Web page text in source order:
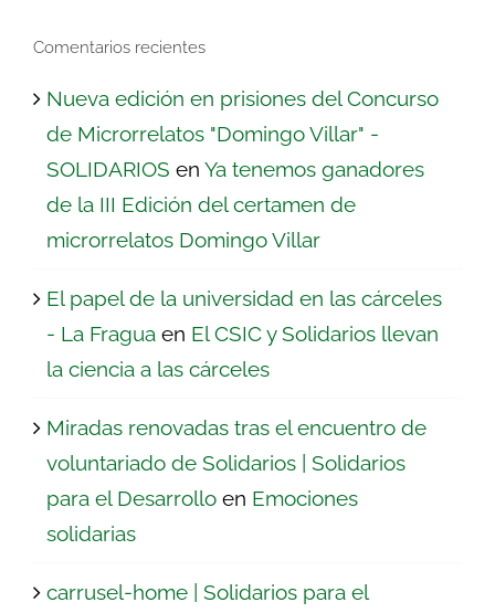
Comentarios recientes
Nueva edición en prisiones del Concurso
de Microrrelatos "Domingo Villar" -
SOLIDARIOS en Ya tenemos ganadores
de la III Edición del certamen de
microrrelatos Domingo Villar
El papel de la universidad en las cárceles
- La Fragua en El CSIC y Solidarios llevan
la ciencia a las cárceles
Miradas renovadas tras el encuentro de
voluntariado de Solidarios | Solidarios
para el Desarrollo en Emociones
solidarias
carrusel-home | Solidarios para el